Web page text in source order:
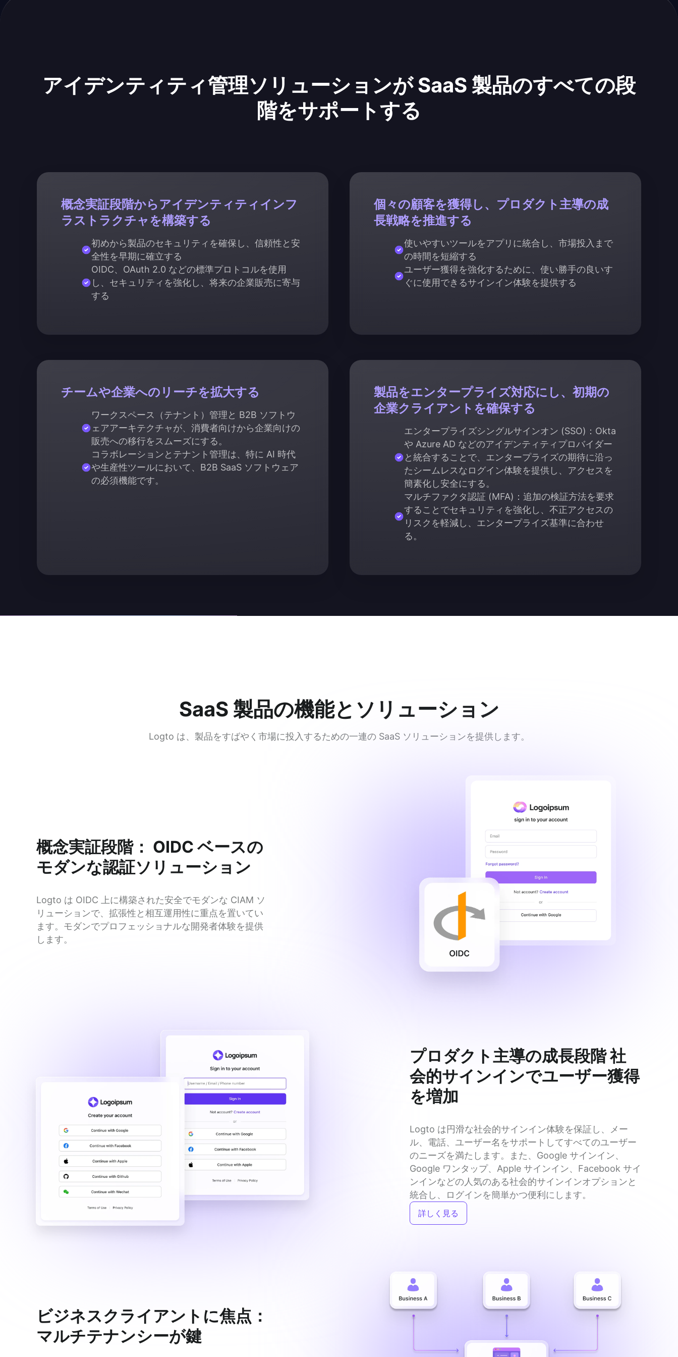
アイデンティティ管理ソリューションが SaaS 製品のすべての段
階をサポートする
概念実証段階からアイデンティティインフ
ラストラクチャを構築する
初めから製品のセキュリティを確保し、信頼性と安
全性を早期に確立する
OIDC、OAuth 2.0 などの標準プロトコルを使用
し、セキュリティを強化し、将来の企業販売に寄与
する
個々の顧客を獲得し、プロダクト主導の成
長戦略を推進する
使いやすいツールをアプリに統合し、市場投入まで
の時間を短縮する
ユーザー獲得を強化するために、使い勝手の良いす
ぐに使用できるサインイン体験を提供する
チームや企業へのリーチを拡大する
ワークスペース（テナント）管理と B2B ソフトウ
ェアアーキテクチャが、消費者向けから企業向けの
販売への移行をスムーズにする。
コラボレーションとテナント管理は、特に AI 時代
や生産性ツールにおいて、B2B SaaS ソフトウェア
の必須機能です。
製品をエンタープライズ対応にし、初期の
企業クライアントを確保する
エンタープライズシングルサインオン (SSO)：Okta
や Azure AD などのアイデンティティプロバイダー
と統合することで、エンタープライズの期待に沿っ
たシームレスなログイン体験を提供し、アクセスを
簡素化し安全にする。
マルチファクタ認証 (MFA)：追加の検証方法を要求
することでセキュリティを強化し、不正アクセスの
リスクを軽減し、エンタープライズ基準に合わせ
る。
SaaS 製品の機能とソリューション
Logto は、製品をすばやく市場に投入するための一連の SaaS ソリューションを提供します。
概念実証段階： OIDC ベースの
モダンな認証ソリューション
Logto は OIDC 上に構築された安全でモダンな CIAM ソ
リューションで、拡張性と相互運用性に重点を置いてい
ます。モダンでプロフェッショナルな開発者体験を提供
します。
プロダクト主導の成長段階 社
会的サインインでユーザー獲得
を増加
Logto は円滑な社会的サインイン体験を保証し、メー
ル、電話、ユーザー名をサポートしてすべてのユーザー
のニーズを満たします。また、Google サインイン、
Google ワンタップ、Apple サインイン、Facebook サイ
ンインなどの人気のある社会的サインインオプションと
統合し、ログインを簡単かつ便利にします。
詳しく見る
ビジネスクライアントに焦点：
マルチテナンシーが鍵